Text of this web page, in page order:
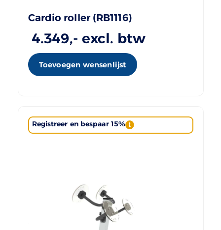
Cardio roller (RB1116)
4.349,- excl. btw
Toevoegen wensenlijst
Registreer en bespaar 15%